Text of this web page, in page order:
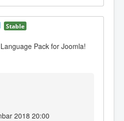
Stable
Pack for Joomla!
2018 20:00